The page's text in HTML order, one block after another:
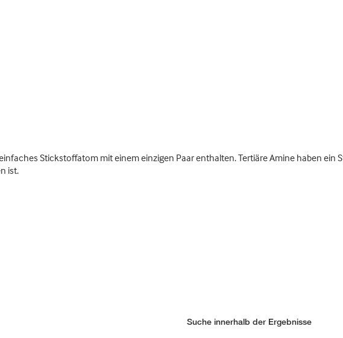
Stickstoffatom mit einem einzigen Paar enthalten. Tertiäre Amine haben ein
ist.
Suche innerhalb der Ergebnisse